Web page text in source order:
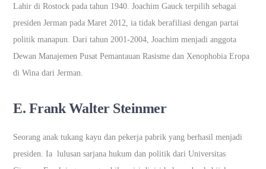
Lahir di Rostock pada tahun 1940. Joachim Gauck terpilih sebagai
presiden Jerman pada Maret 2012, ia tidak berafiliasi dengan partai
politik manapun. Dari tahun 2001-2004, Joachim menjadi anggota
Dewan Manajemen Pusat Pemantauan Rasisme dan Xenophobia Eropa
di Wina dari Jerman.
E. Frank Walter Steinmer
Seorang anak tukang kayu dan pekerja pabrik yang berhasil menjadi
presiden. Ia lulusan sarjana hukum dan politik dari Universitas